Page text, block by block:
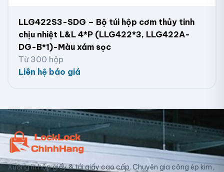
LLG422S3-SDG – Bộ túi hộp cơm thủy tinh
chịu nhiệt L&L 4*P (LLG422*3, LLG422A-
DG-B*1)-Màu xám sọc
Từ 300 hộp
Liên hệ báo giá
Xưởng in hộp giấy & túi giấy cao cấp. Chuyên gia công ép kim,